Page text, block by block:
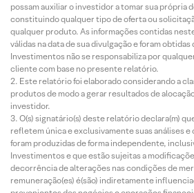
possam auxiliar o investidor a tomar sua própria
constituindo qualquer tipo de oferta ou
qualquer produto. As informações contidas
válidas na data de sua divulgação e foram
Investimentos não se responsabiliza por
cliente com base no presente relatório.
Este relatório foi elaborado considerando a
produtos de modo a gerar resultados de
investidor.
O(s) signatário(s) deste relatório declara(m)
refletem única e exclusivamente suas análises e
foram produzidas de forma independente,
Investimentos e que estão sujeitas a
decorrência de alterações nas condições de
remuneração(es) é(são) indiretamente